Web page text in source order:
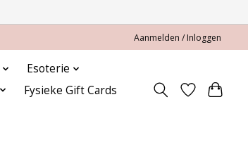
Aanmelden / Inloggen
Esoterie
Fysieke Gift Cards